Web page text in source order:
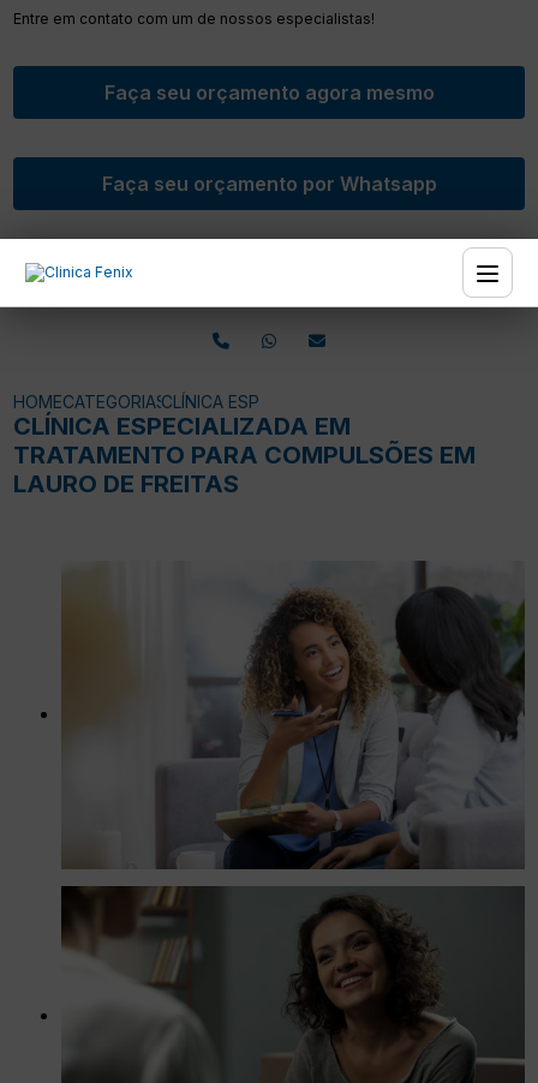
Entre em contato com um de nossos especialistas!
Faça seu orçamento agora mesmo
Faça seu orçamento por Whatsapp
HOMECATEGORIASCLÍNICA ESPECIALIZADA EM TRATAMENTO
CLÍNICA ESPECIALIZADA EM
TRATAMENTO PARA COMPULSÕES EM
LAURO DE FREITAS